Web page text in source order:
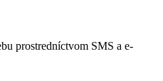
prostredníctvom SMS a e-